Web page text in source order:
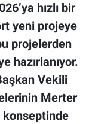
hızlı bir
yeni projeye
projelerden
hazırlanıyor.
Vekili
Merter
konseptinde